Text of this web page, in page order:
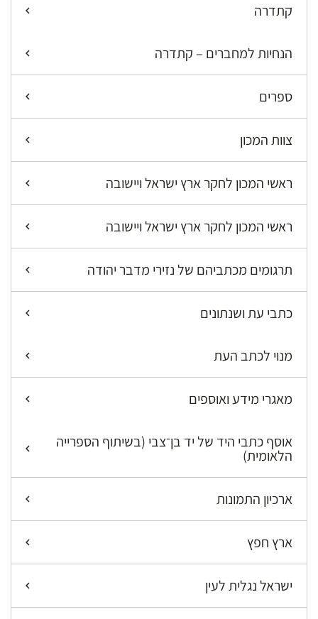
קתדרה
הנחיות למחברים – קתדרה
ספרים
צוות המכון
ראשי המכון לחקר ארץ ישראל ויישובה
ראשי המכון לחקר ארץ ישראל ויישובה
תרגומים מכתביהם של נזירי מדבר יהודה
כתבי עת ושנתונים
מנוי לכתב העת
מאגרי מידע ואוספים
אוסף כתבי היד של יד בן־צבי (בשיתוף הספרייה
הלאומית)
ארכיון התמונות
ארץ חפץ
ישראל נגלית לעין